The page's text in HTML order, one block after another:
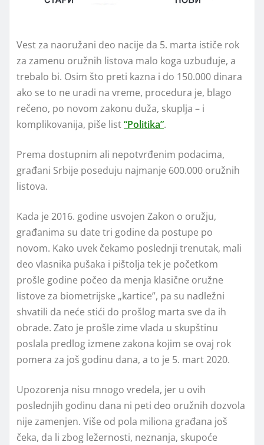
Vest za naoružani deo nacije da 5. marta ističe rok
za zamenu oružnih listova malo koga uzbuđuje, a
trebalo bi. Osim što preti kazna i do 150.000 dinara
ako se to ne uradi na vreme, procedura je, blago
rečeno, po novom zakonu duža, skuplja – i
komplikovanija, piše list“Politika”.
Prema dostupnim ali nepotvrđenim podacima,
građani Srbije poseduju najmanje 600.000 oružnih
listova.
Kada je 2016. godine usvojen Zakon o oružju,
građanima su date tri godine da postupe po
novom. Kako uvek čekamo poslednji trenutak, mali
deo vlasnika pušaka i pištolja tek je početkom
prošle godine počeo da menja klasične oružne
listove za biometrijske „kartice”, pa su nadležni
shvatili da neće stići do prošlog marta sve da ih
obrade. Zato je prošle zime vlada u skupštinu
poslala predlog izmene zakona kojim se ovaj rok
pomera za još godinu dana, a to je 5. mart 2020.
Upozorenja nisu mnogo vredela, jer u ovih
poslednjih godinu dana ni peti deo oružnih dozvola
nije zamenjen. Više od pola miliona građana još
čeka, da li zbog ležernosti, neznanja, skupoće